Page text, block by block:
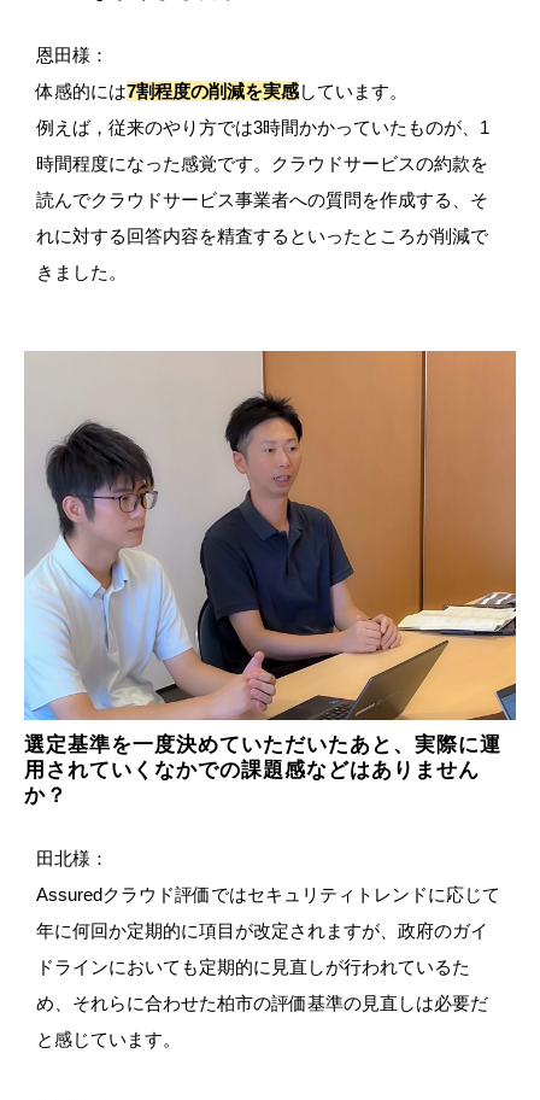
恩田様：
体感的には7割程度の削減を実感しています。
例えば，従来のやり方では3時間かかっていたものが、1
時間程度になった感覚です。クラウドサービスの約款を
読んでクラウドサービス事業者への質問を作成する、そ
れに対する回答内容を精査するといったところが削減で
きました。
選定基準を一度決めていただいたあと、実際に運
用されていくなかでの課題感などはありません
か？
田北様：
Assuredクラウド評価ではセキュリティトレンドに応じて
年に何回か定期的に項目が改定されますが、政府のガイ
ドラインにおいても定期的に見直しが行われているた
め、それらに合わせた柏市の評価基準の見直しは必要だ
と感じています。